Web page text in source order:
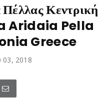
Κεντρική
Aridaia Pella
Greece
03, 2018